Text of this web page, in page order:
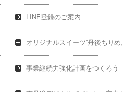
LINE登録のご案内
オリジナルスイーツ”丹後ちりめ
事業継続力強化計画をつくろう